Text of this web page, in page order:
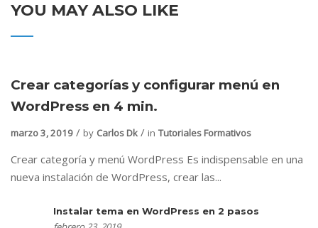
YOU MAY ALSO LIKE
Crear categorías y configurar menú en
WordPress en 4 min.
marzo 3, 2019 by Carlos Dk in Tutoriales Formativos
Crear categoría y menú WordPress Es indispensable en una
nueva instalación de WordPress, crear las...
Instalar tema en WordPress en 2 pasos